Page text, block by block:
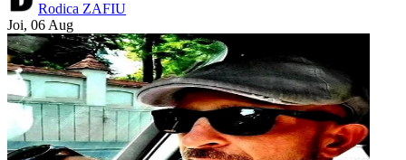
Rodica ZAFIU
Joi, 06 Aug